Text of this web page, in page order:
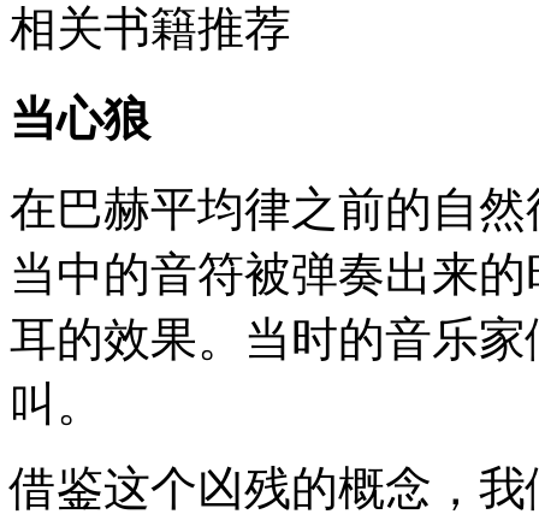
相关书籍推荐
当心狼
在巴赫平均律之前的自
当中的音符被弹奏出来
耳的效果。当时的音乐
叫。
借鉴这个凶残的概念，